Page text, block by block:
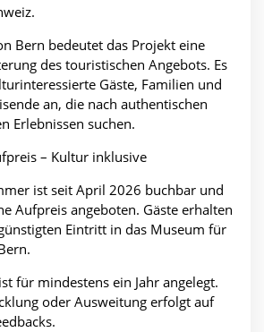
Bern bedeutet das Projekt eine
des touristischen Angebots. Es
Gäste, Familien und
an, die nach authentischen
Erlebnissen suchen.
– Kultur inklusive
ist seit April 2026 buchbar und
Aufpreis angeboten. Gäste erhalten
Eintritt in das Museum für
für mindestens ein Jahr angelegt.
oder Ausweitung erfolgt auf